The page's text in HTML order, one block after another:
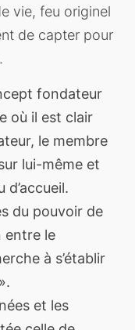
vie, feu originel
de capter pour
fondateur
où il est clair
le membre
lui-même et
du pouvoir de
entre le
à s’établir
et les